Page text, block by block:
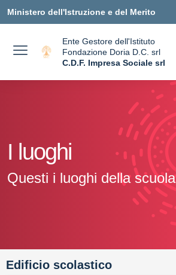
Ministero dell'Istruzione e del Merito
Ente Gestore dell'Istituto
Fondazione Doria D.C. srl
C.D.F. Impresa Sociale srl
I luoghi
Questi i luoghi della scuola
Edificio scolastico